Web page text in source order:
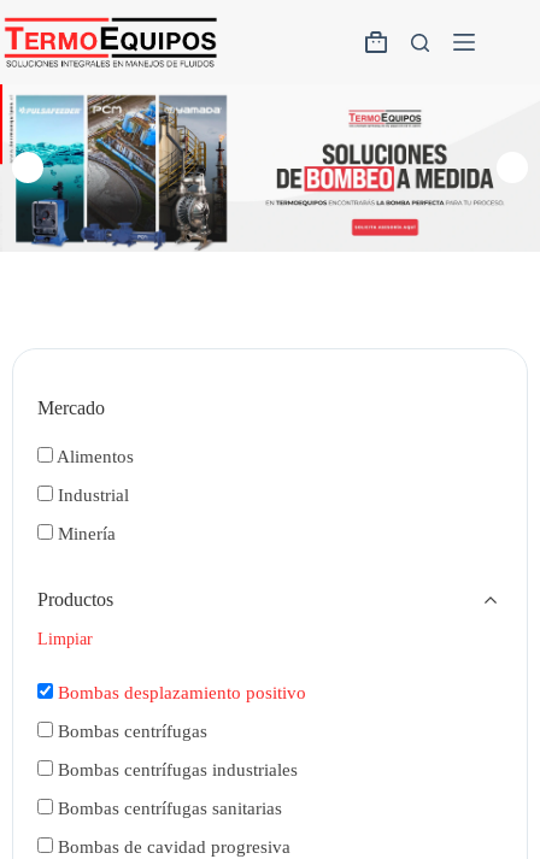
Mercado
Alimentos
Industrial
Minería
Productos
Limpiar
Bombas desplazamiento positivo
Bombas centrífugas
Bombas centrífugas industriales
Bombas centrífugas sanitarias
Bombas de cavidad progresiva